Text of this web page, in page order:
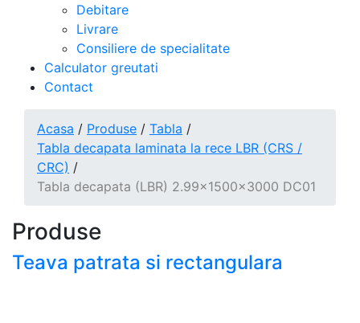
Debitare
Livrare
Consiliere de specialitate
Calculator greutati
Contact
Acasa / Produse / Tabla /
Tabla decapata laminata la rece LBR (CRS /
CRC) /
Tabla decapata (LBR) 2.99x1500x3000 DC01
Produse
Teava patrata si rectangulara